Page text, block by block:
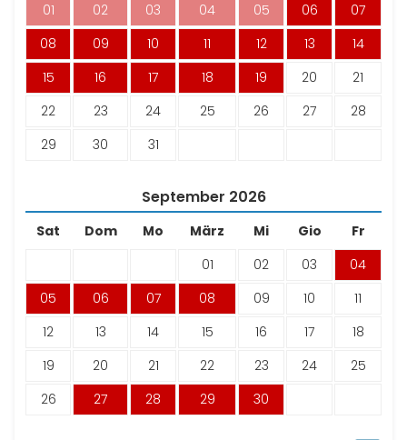
01
02 03 04 05 06
07
08
09 10 11 12 13
14
15
16 17 18 19 20
21
22
23 24 25 26 27
28
29
30 31
September 2026
Sat Dom Mo März Mi Gio
Fr
01
02 03
04
05
06 07 08 09 10
11
12
13 14 15 16 17
18
19
20 21 22 23 24
25
26
27 28 29 30